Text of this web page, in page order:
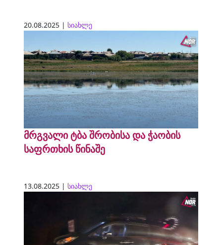
20.08.2025 | სიახლე
მრგვალი ტბა შრობისა და ჭაობის
საფრთხის წინაშე
13.08.2025 | სიახლე